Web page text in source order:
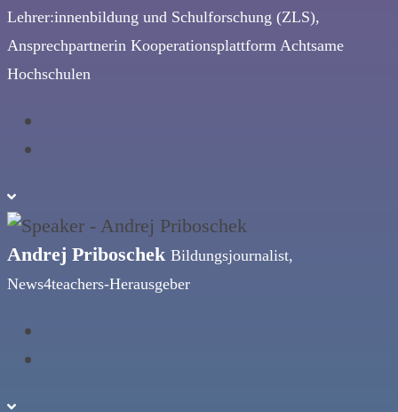
Lehrer:innenbildung und Schulforschung (ZLS),
Ansprechpartnerin Kooperationsplattform Achtsame
Hochschulen
Andrej Priboschek Bildungsjournalist,
News4teachers-Herausgeber